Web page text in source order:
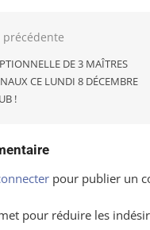
DE 3 MAÎTRES
CE LUNDI 8 DÉCEMBRE
!
pour publier un
pour réduire les